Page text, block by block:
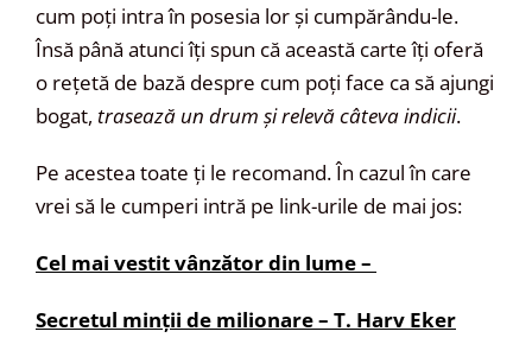
cum poți intra în posesia lor și cumpărându-le.
Însă până atunci îți spun că această carte îți oferă
o rețetă de bază despre cum poți face ca să ajungi
bogat, trasează un drum și relevă câteva indicii.
Pe acestea toate ți le recomand. În cazul în care
vrei să le cumperi intră pe link-urile de mai jos:
Cel mai vestit vânzător din lume –
Secretul minții de milionare – T. Harv Eker